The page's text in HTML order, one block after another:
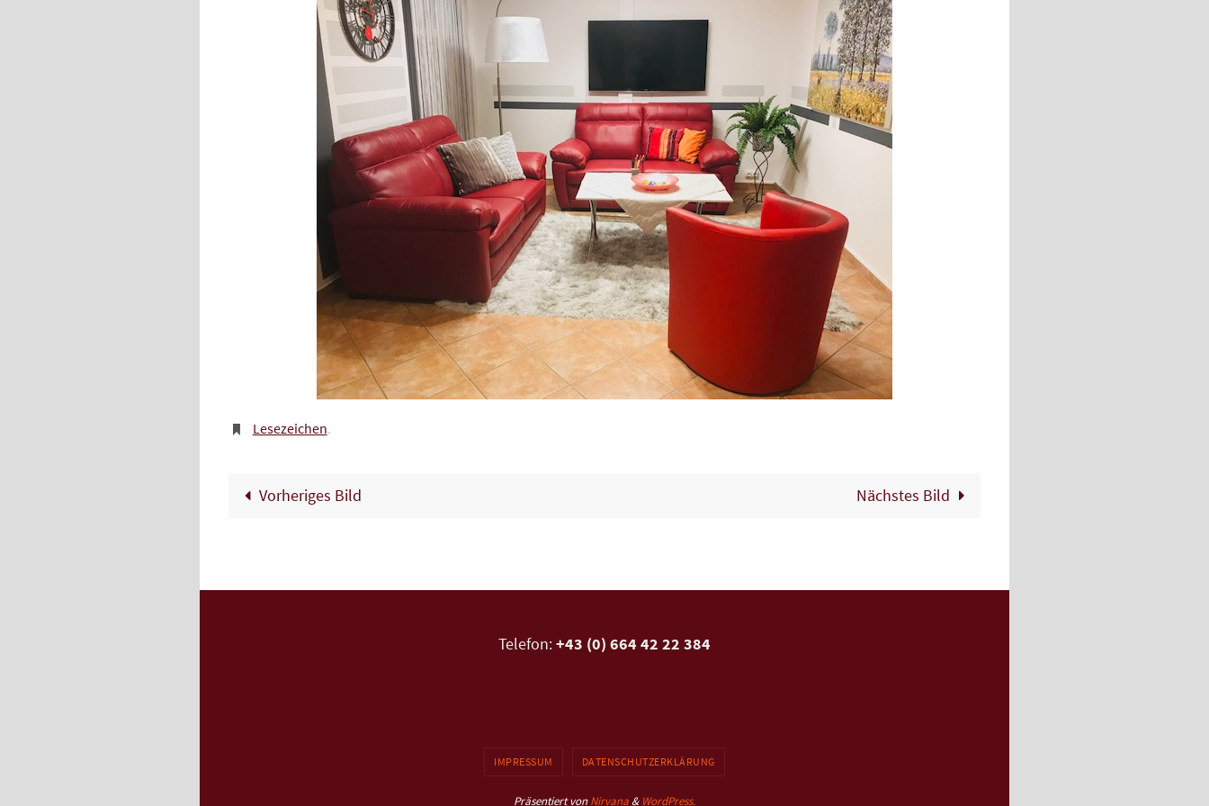
Lesezeichen.
Vorheriges Bild Nächstes Bild
Telefon:+43 (0) 664 42 22 384
IMPRESSUM DATENSCHUTZERKLÄRUNG
Präsentiert vonNirvana & WordPress.